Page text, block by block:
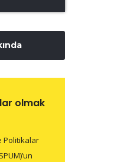
olmak
Politikalar